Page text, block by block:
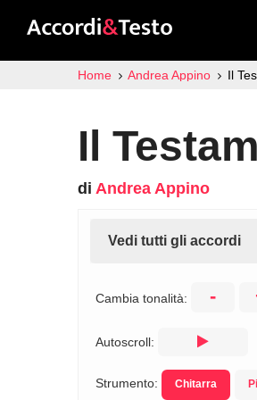
Home Andrea Appino Il
Il
di Andrea Appino
Vedi tutti gli accordi
Cambia tonalità: -
Autoscroll:
Strumento: Chitarra